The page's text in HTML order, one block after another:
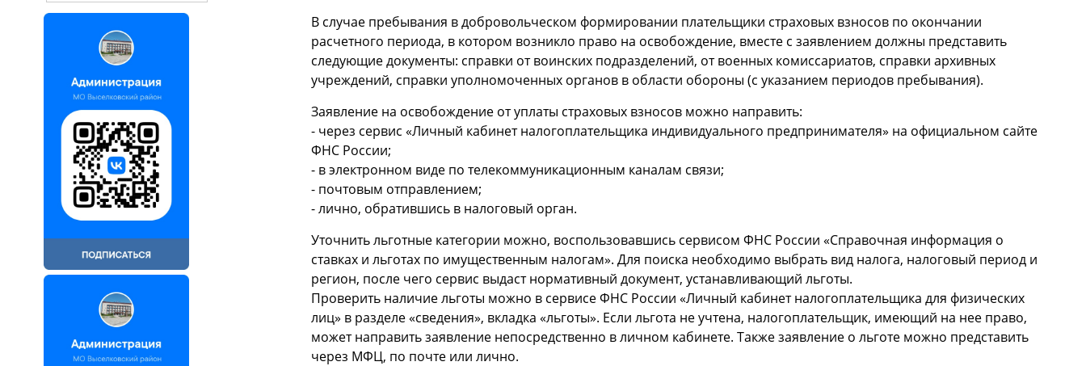
В случае пребывания в добровольческом формировании плательщики страховых взносов по окончании
расчетного периода, в котором возникло право на освобождение, вместе с заявлением должны представить
следующие документы: справки от воинских подразделений, от военных комиссариатов, справки архивных
учреждений, справки уполномоченных органов в области обороны (с указанием периодов пребывания).
Заявление на освобождение от уплаты страховых взносов можно направить:
- через сервис «Личный кабинет налогоплательщика индивидуального предпринимателя» на официальном сайте
ФНС России;
- в электронном виде по телекоммуникационным каналам связи;
- почтовым отправлением;
- лично, обратившись в налоговый орган.
Уточнить льготные категории можно, воспользовавшись сервисом ФНС России «Справочная информация о
ставках и льготах по имущественным налогам». Для поиска необходимо выбрать вид налога, налоговый период и
регион, после чего сервис выдаст нормативный документ, устанавливающий льготы.
Проверить наличие льготы можно в сервисе ФНС России «Личный кабинет налогоплательщика для физических
лиц» в разделе «сведения», вкладка «льготы». Если льгота не учтена, налогоплательщик, имеющий на нее право,
может направить заявление непосредственно в личном кабинете. Также заявление о льготе можно представить
через МФЦ, по почте или лично.